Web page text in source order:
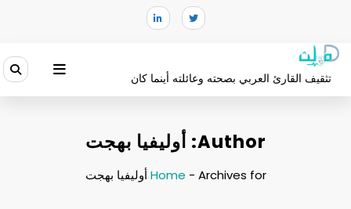
تثقيف القارئ العربي بصحته وعائلته أينما كان
Author: أوليفيا بهجت
Home - Archives for أوليفيا بهجت